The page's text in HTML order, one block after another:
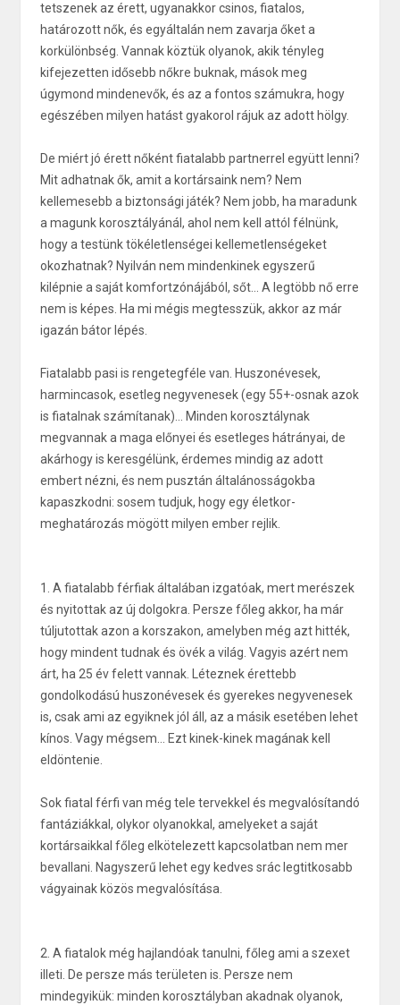
tetszenek az érett, ugyanakkor csinos, fiatalos,
határozott nők, és egyáltalán nem zavarja őket a
korkülönbség. Vannak köztük olyanok, akik tényleg
kifejezetten idősebb nőkre buknak, mások meg
úgymond mindenevők, és az a fontos számukra, hogy
egészében milyen hatást gyakorol rájuk az adott hölgy.
De miért jó érett nőként fiatalabb partnerrel együtt lenni?
Mit adhatnak ők, amit a kortársaink nem? Nem
kellemesebb a biztonsági játék? Nem jobb, ha maradunk
a magunk korosztályánál, ahol nem kell attól félnünk,
hogy a testünk tökéletlenségei kellemetlenségeket
okozhatnak? Nyilván nem mindenkinek egyszerű
kilépnie a saját komfortzónájából, sőt... A legtöbb nő erre
nem is képes. Ha mi mégis megtesszük, akkor az már
igazán bátor lépés.
Fiatalabb pasi is rengetegféle van. Huszonévesek,
harmincasok, esetleg negyvenesek (egy 55+-osnak azok
is fiatalnak számítanak)... Minden korosztálynak
megvannak a maga előnyei és esetleges hátrányai, de
akárhogy is keresgélünk, érdemes mindig az adott
embert nézni, és nem pusztán általánosságokba
kapaszkodni: sosem tudjuk, hogy egy életkor-
meghatározás mögött milyen ember rejlik.
1. A fiatalabb férfiak általában izgatóak, mert merészek
és nyitottak az új dolgokra. Persze főleg akkor, ha már
túljutottak azon a korszakon, amelyben még azt hitték,
hogy mindent tudnak és övék a világ. Vagyis azért nem
árt, ha 25 év felett vannak. Léteznek érettebb
gondolkodású huszonévesek és gyerekes negyvenesek
is, csak ami az egyiknek jól áll, az a másik esetében lehet
kínos. Vagy mégsem... Ezt kinek-kinek magának kell
eldöntenie.
Sok fiatal férfi van még tele tervekkel és megvalósítandó
fantáziákkal, olykor olyanokkal, amelyeket a saját
kortársaikkal főleg elkötelezett kapcsolatban nem mer
bevallani. Nagyszerű lehet egy kedves srác legtitkosabb
vágyainak közös megvalósítása.
2. A fiatalok még hajlandóak tanulni, főleg ami a szexet
illeti. De persze más területen is. Persze nem
mindegyikük: minden korosztályban akadnak olyanok,